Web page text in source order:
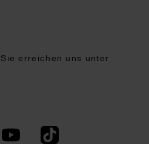
Sie erreichen uns unter
YouTubeTikTok